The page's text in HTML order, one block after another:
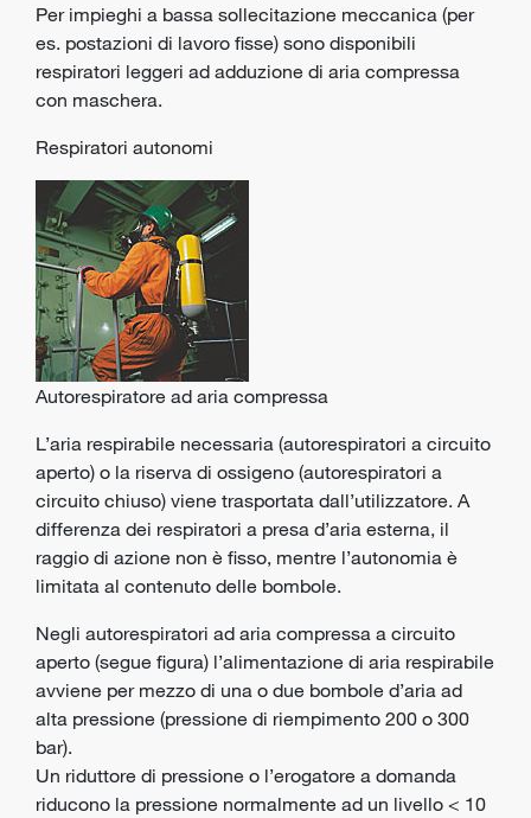
Per impieghi a bassa sollecitazione meccanica (per
es. postazioni di lavoro fisse) sono disponibili
respiratori leggeri ad adduzione di aria compressa
con maschera.
Respiratori autonomi
Autorespiratore ad aria compressa
L’aria respirabile necessaria (autorespiratori a circuito
aperto) o la riserva di ossigeno (autorespiratori a
circuito chiuso) viene trasportata dall’utilizzatore. A
differenza dei respiratori a presa d’aria esterna, il
raggio di azione non è fisso, mentre l’autonomia è
limitata al contenuto delle bombole.
Negli autorespiratori ad aria compressa a circuito
aperto (segue figura) l’alimentazione di aria respirabile
avviene per mezzo di una o due bombole d’aria ad
alta pressione (pressione di riempimento 200 o 300
bar).
Un riduttore di pressione o l’erogatore a domanda
riducono la pressione normalmente ad un livello < 10